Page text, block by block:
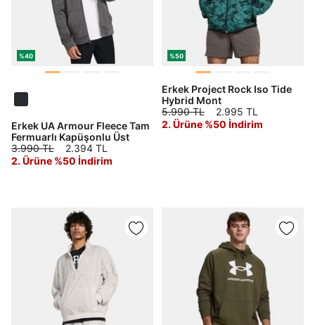
%40
Erkek UA Armour Fleece Tam
Fermuarlı Kapüşonlu Üst
3.990 TL
2.394 TL
2. Ürüne %50 İndirim
%50
Erkek Project Rock Iso Tide
Hybrid Mont
5.990 TL
2.995 TL
2. Ürüne %50 İndirim